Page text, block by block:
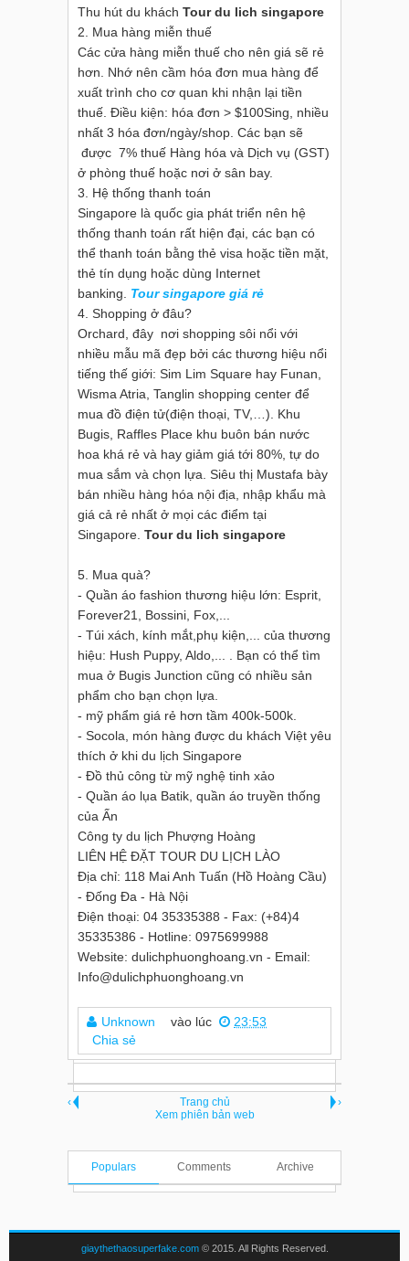
Thu hút du khách Tour du lich singapore
2. Mua hàng miễn thuế
Các cửa hàng miễn thuế cho nên giá sẽ rẻ
hơn. Nhớ nên cầm hóa đơn mua hàng để
xuất trình cho cơ quan khi nhận lại tiền
thuế. Điều kiện: hóa đơn > $100Sing, nhiều
nhất 3 hóa đơn/ngày/shop. Các bạn sẽ
được 7% thuế Hàng hóa và Dịch vụ (GST)
ở phòng thuế hoặc nơi ở sân bay.
3. Hệ thống thanh toán
Singapore là quốc gia phát triển nên hệ
thống thanh toán rất hiện đại, các bạn có
thể thanh toán bằng thẻ visa hoặc tiền mặt,
thẻ tín dụng hoặc dùng Internet
banking. Tour singapore giá rẻ
4. Shopping ở đâu?
Orchard, đây nơi shopping sôi nổi với
nhiều mẫu mã đẹp bởi các thương hiệu nổi
tiếng thế giới: Sim Lim Square hay Funan,
Wisma Atria, Tanglin shopping center để
mua đồ điện tử(điện thoại, TV,…). Khu
Bugis, Raffles Place khu buôn bán nước
hoa khá rẻ và hay giảm giá tới 80%, tự do
mua sắm và chọn lựa. Siêu thị Mustafa bày
bán nhiều hàng hóa nội địa, nhập khẩu mà
giá cả rẻ nhất ở mọi các điểm tại
Singapore. Tour du lich singapore
5. Mua quà?
- Quần áo fashion thương hiệu lớn: Esprit,
Forever21, Bossini, Fox,...
- Túi xách, kính mắt,phụ kiện,... của thương
hiệu: Hush Puppy, Aldo,... . Bạn có thể tìm
mua ở Bugis Junction cũng có nhiều sản
phẩm cho bạn chọn lựa.
- mỹ phẩm giá rẻ hơn tầm 400k-500k.
- Socola, món hàng được du khách Việt yêu
thích ở khi du lịch Singapore
- Đồ thủ công từ mỹ nghệ tinh xảo
- Quần áo lụa Batik, quần áo truyền thống
của Ấn
Công ty du lịch Phượng Hoàng
LIÊN HỆ ĐẶT TOUR DU LỊCH LÀO
Địa chỉ: 118 Mai Anh Tuấn (Hồ Hoàng Cầu)
- Đống Đa - Hà Nội
Điện thoại: 04 35335388 - Fax: (+84)4
35335386 - Hotline: 0975699988
Website: dulichphuonghoang.vn - Email:
Info@dulichphuonghoang.vn
Unknown vào lúc
23:53
Chia sẻ
‹ ›
Trang chủ
Xem phiên bản web
Populars Comments Archive
giaythethaosuperfake.com© 2015. All Rights Reserved.